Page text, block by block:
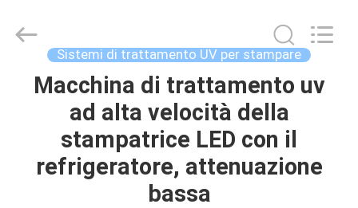
CASA
PRODOTTI
Syochi
Electronics
Sistemi di trattamento UV per stampare
Macchina di trattamento uv
ad alta velocità della
stampatrice LED con il
refrigeratore, attenuazione
bassa